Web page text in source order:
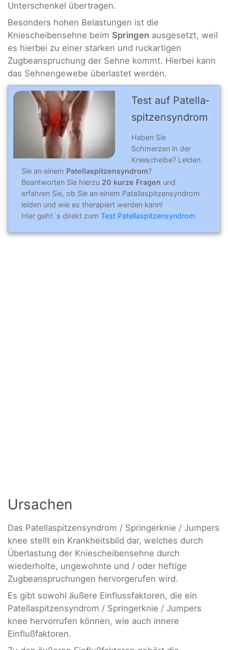
Unterschenkel übertragen.
Besonders hohen Belastungen ist die
Kniescheibensehne beim Springen ausgesetzt, weil
es hierbei zu einer starken und ruckartigen
Zugbeanspruchung der Sehne kommt. Hierbei kann
das Sehnengewebe überlastet werden.
Test auf Patella­
spitz­en­syn­drom
Haben Sie
Schmerzen in der
Kniescheibe? Leiden
Sie an einem Patellaspitzensyndrom?
Beantworten Sie hierzu 20 kurze Fragen und
erfahren Sie, ob Sie an einem Patallaspitzensyndrom
leiden und wie es therapiert werden kann!
Hier geht´s direkt zum Test Patellaspitzensyndrom
Ursachen
Das Patellaspitzensyndrom / Springerknie / Jumpers
knee stellt ein Krankheitsbild dar, welches durch
Überlastung der Kniescheibensehne durch
wiederholte, ungewohnte und / oder heftige
Zugbeanspruchungen hervorgerufen wird.
Es gibt sowohl äußere Einflussfaktoren, die ein
Patellaspitzensyndrom / Springerknie / Jumpers
knee hervorrufen können, wie auch innere
Einflußfaktoren.